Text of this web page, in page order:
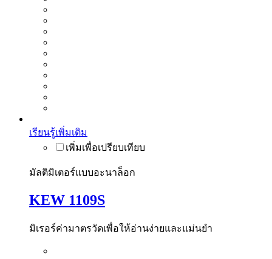
เรียนรู้เพิ่มเติม
มัลติมิเตอร์แบบอะนาล็อก
KEW 1109S
มิเรอร์ค่ามาตรวัดเพื่อให้อ่านง่ายและแม่นยำ